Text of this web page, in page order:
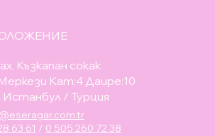
Къзкапан сокак
Кат:4 Даире:10
Истанбул / Турция
63 61 / 0 505 260 72 38